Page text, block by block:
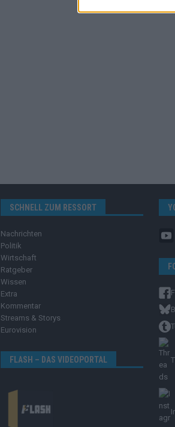
SCHNELL ZUM RESSORT
Nachrichten
Politik
Wirtschaft
Ratgeber
Wissen
Extra
Kommentar
Streams & Storys
Eurovision
FLASH – DAS VIDEOPORTAL